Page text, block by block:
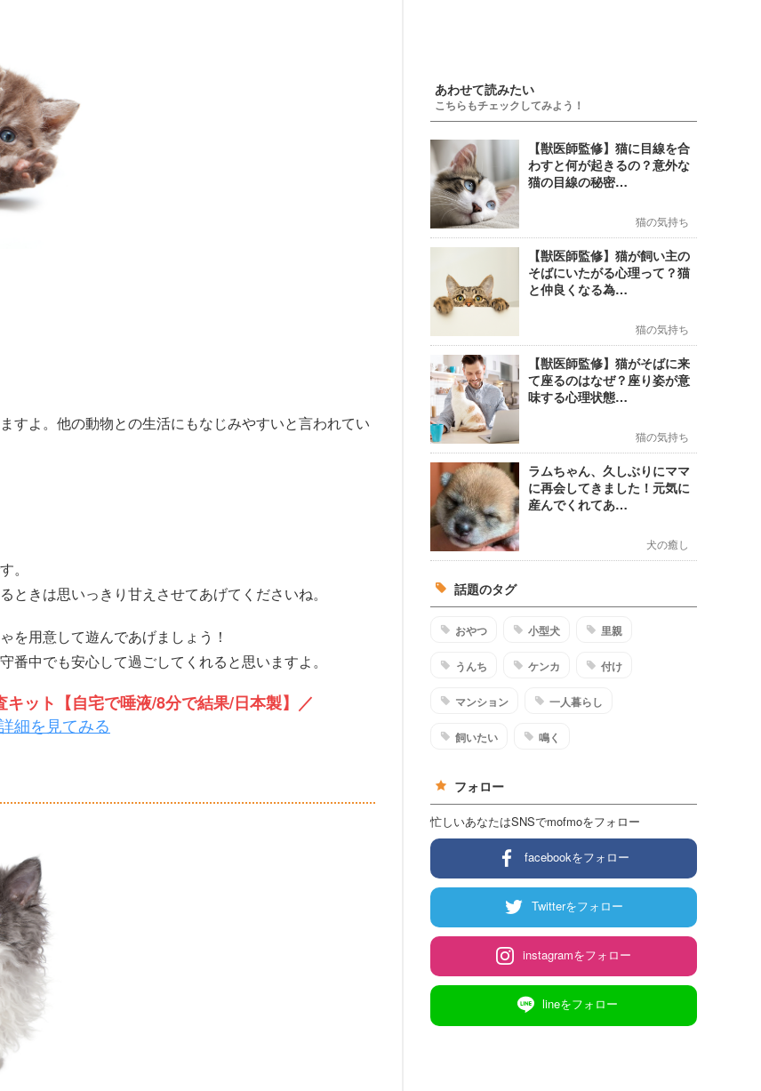
すよ。他の動物との生活にもなじみやすいと言われてい
。
きは思いっきり甘えさせてあげてくださいね。
を用意して遊んであげましょう！
中でも安心して過ごしてくれると思いますよ。
ット【自宅で唾液/8分で結果/日本製】／
細を見てみる
あわせて読みたい
こちらもチェックしてみよう！
【獣医師監修】猫に目線を合
わすと何が起きるの？意外な
猫の目線の秘密…
猫の気持ち
【獣医師監修】猫が飼い主の
そばにいたがる心理って？猫
と仲良くなる為…
猫の気持ち
【獣医師監修】猫がそばに来
て座るのはなぜ？座り姿が意
味する心理状態…
猫の気持ち
ラムちゃん、久しぶりにママ
に再会してきました！元気に
産んでくれてあ…
犬の癒し
話題のタグ
おやつ 小型犬 里親
うんち ケンカ 付け
マンション 一人暮らし
飼いたい 鳴く
フォロー
忙しいあなたはSNSでmofmoをフォロー
facebookをフォロー
Twitterをフォロー
instagramをフォロー
lineをフォロー